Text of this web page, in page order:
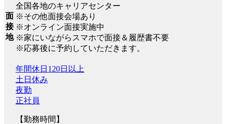
面
接
地
全国各地のキャリアセンター
※その他面接会場あり
※オンライン面接実施中
※家にいながらスマホで面接＆履歴書不要
※応募後に予約していただきます。
年間休日120日以上
土日休み
夜勤
正社員
【勤務時間】